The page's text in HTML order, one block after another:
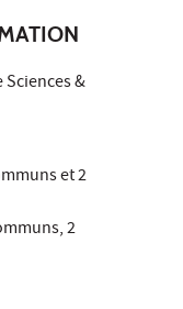
&
et 2
2